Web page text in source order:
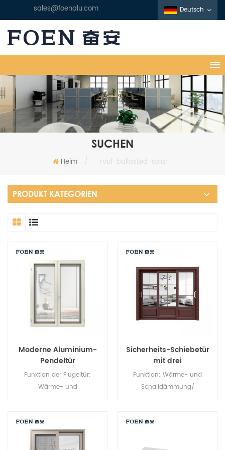
sales@foenalu.com Deutsch
SUCHEN
Heim / roof-ballasted-solar
PRODUKT KATEGORIEN
Moderne Aluminium-
Pendeltür
Funktion der Flügeltür:
Wärme- und
Luftdichtheit. Glas: Ganz nach
Ihren Wünschen.
Sicherheits-Schiebetür
mit drei
Verbindungselementen
Funktion: Wärme- und
Schalldämmung/
Ihren Wünschen.